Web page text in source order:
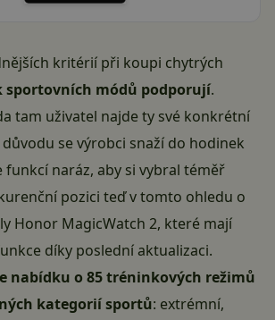
kritérií při koupi chytrých
sportovních módů podporují.
tam uživatel najde ty své konkrétní
se výrobci snaží do hodinek
funkcí naráz, aby si vybral téměř
pozici teď v tomto ohledu o
Honor MagicWatch 2, které mají
díky poslední aktualizaci.
nabídku o 85 tréninkových režimů
kategorií sportů: extrémní,